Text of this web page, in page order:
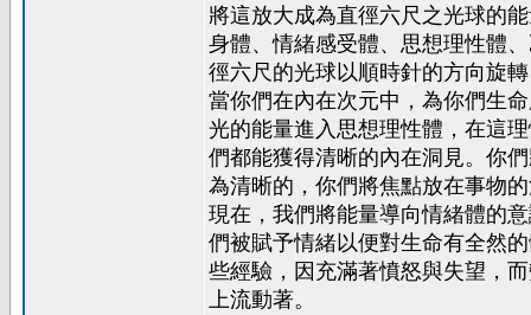
將這放大成為直徑六尺之光球的
身體、情緒感受體、思想理性體
徑六尺的光球以順時針的方向旋
當你們在內在次元中，為你們生
光的能量進入思想理性體，在這
們都能獲得清晰的內在洞見。你
為清晰的，你們將焦點放在事物
現在，我們將能量導向情緒體的
們被賦予情緒以便對生命有全然
些經驗，因充滿著憤怒與失望，
上流動著。